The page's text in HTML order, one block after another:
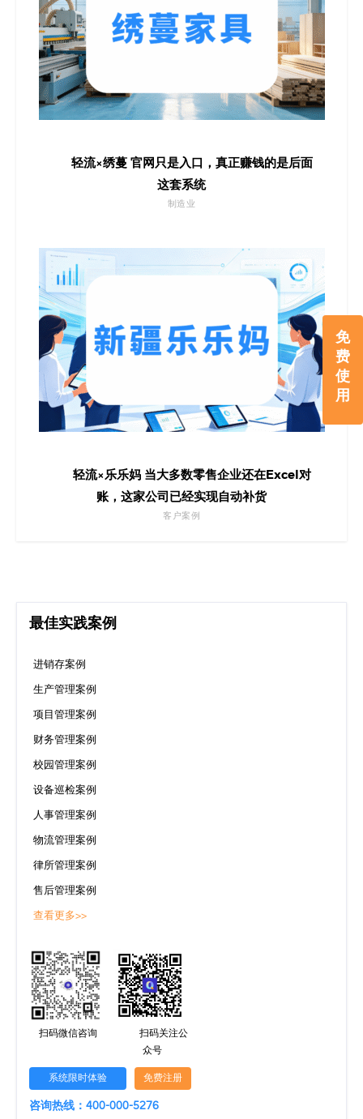
免
费
使
用
轻流×绣蔓 官网只是入口，真正赚钱的是后面
这套系统
制造业
轻流×乐乐妈 当大多数零售企业还在Excel对
账，这家公司已经实现自动补货
客户案例
最佳实践案例
进销存案例
生产管理案例
项目管理案例
财务管理案例
校园管理案例
设备巡检案例
人事管理案例
物流管理案例
律所管理案例
售后管理案例
查看更多>>
扫码微信咨询
扫码关注公
众号
系统限时体验 免费注册
咨询热线：400-000-5276